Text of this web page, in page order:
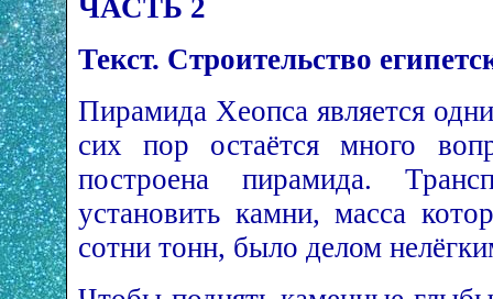
ЧАСТЬ 2
Текст. Строительство
Пирамида Хеопса является
сих пор остаётся много
построена пирамида.
установить камни, масса
сотни тонн, было делом